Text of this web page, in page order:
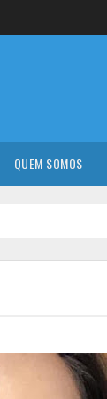
QUEM SOMOS